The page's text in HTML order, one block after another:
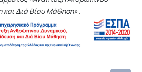
και Διά Βίου Μάθηση» .